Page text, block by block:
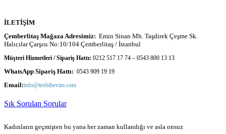
İLETİŞİM
Çemberlitaş Mağaza Adresimiz: Emin Sinan Mh. Taşdirek Çeşme Sk.
Halıcılar Çarşısı No:10/104 Çemberlitaş / İstanbul
Müşteri Hizmetleri / Sipariş Hattı: 0212 517 17 74 – 0543 800 13 13
WhatsApp Sipariş Hattı: 0543 909 19 19
Email:info@tesbihevim.com
Sık Sorulan Sorular
Kadınların geçmişten bu yana her zaman kullandığı ve asla onsuz